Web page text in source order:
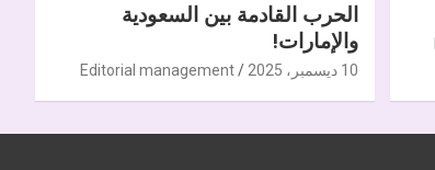
الحرب القادمة بين السعودية
والإمارات!
10 ديسمبر، 2025 Editorial management